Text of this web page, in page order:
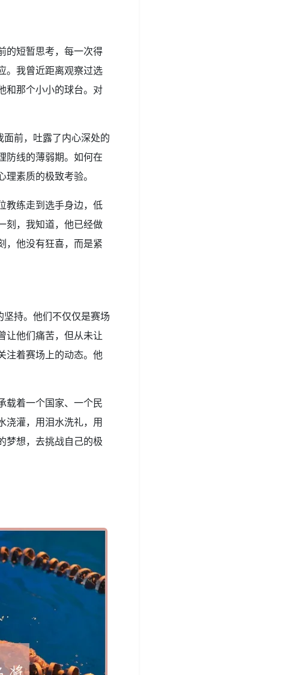
的短暂思考，每一次得
。我曾近距离观察过选
和那个小小的球台。对
前，吐露了内心深处的
防线的薄弱期。如何在
素质的极致考验。
教练走到选手身边，低
刻，我知道，他已经做
，他没有狂喜，而是紧
持。他们不仅仅是赛场
让他们痛苦，但从未让
注着赛场上的动态。他
载着一个国家、一个民
浇灌，用泪水洗礼，用
梦想，去挑战自己的极